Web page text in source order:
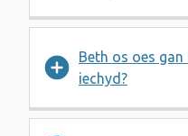
Beth os oes
iechyd?